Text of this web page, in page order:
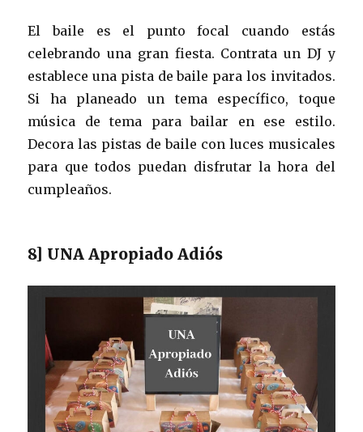
El baile es el punto focal cuando estás
celebrando una gran fiesta. Contrata un DJ y
establece una pista de baile para los invitados.
Si ha planeado un tema específico, toque
música de tema para bailar en ese estilo.
Decora las pistas de baile con luces musicales
para que todos puedan disfrutar la hora del
cumpleaños.
8] UNA Apropiado Adiós